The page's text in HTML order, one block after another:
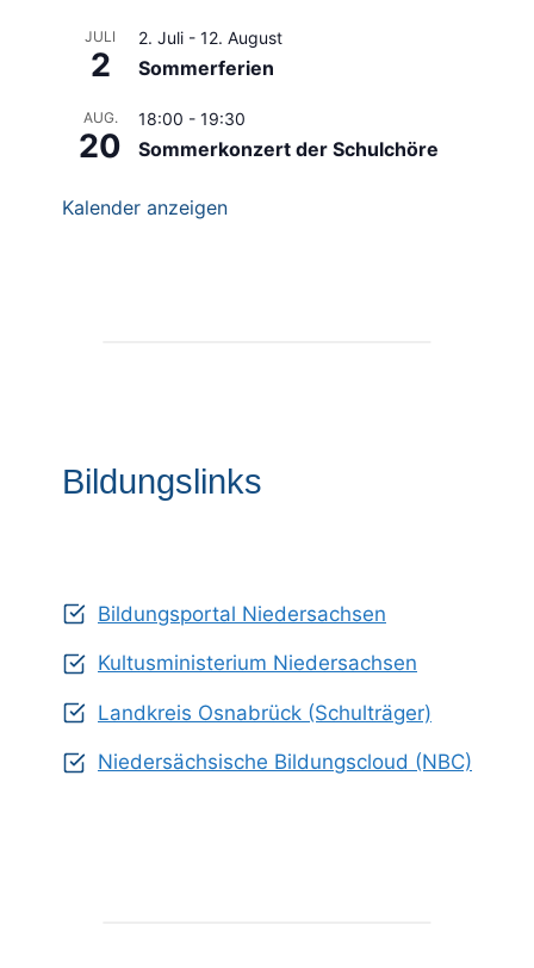
JULI
2
2. Juli - 12. August
Sommerferien
AUG.
20
18:00 - 19:30
Sommerkonzert der Schulchöre
Kalender anzeigen
Bildungslinks
Bildungsportal Niedersachsen
Kultusministerium Niedersachsen
Landkreis Osnabrück (Schulträger)
Niedersächsische Bildungscloud (NBC)